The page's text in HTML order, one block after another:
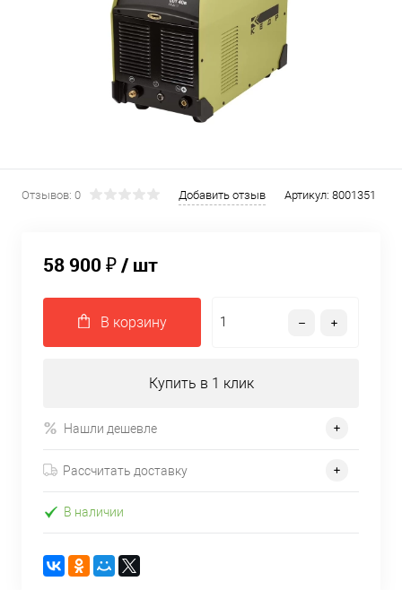
Отзывов: 0 Добавить отзыв Артикул: 8001351
58 900 ₽/ шт
В корзину
Купить в 1 клик
Нашли дешевле
Рассчитать доставку
В наличии